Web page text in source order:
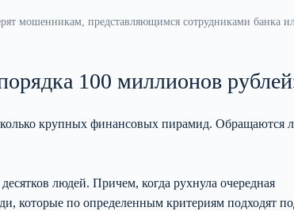
мошенникам, представляющимся сотрудниками банка
100 миллионов
крупных финансовых пирамид. Обращаются
людей. Причем, когда рухнула очередная
которые по определенным критериям подходят